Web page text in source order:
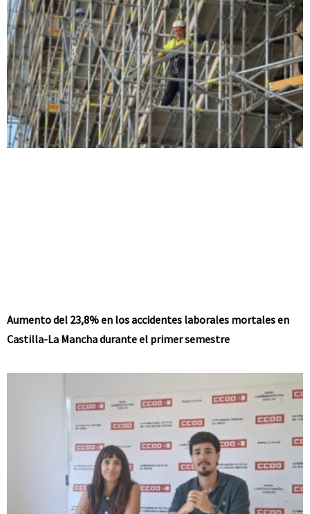
Aumento del 23,8% en los accidentes laborales mortales en
Castilla-La Mancha durante el primer semestre